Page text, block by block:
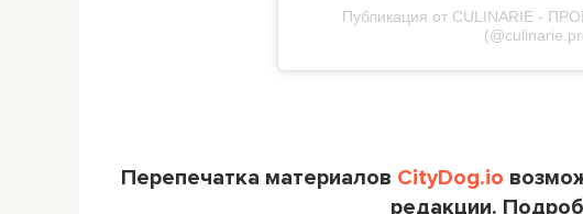
Публикация от CULINARIE -
Перепечатка материалов CityDog.io
редакции.